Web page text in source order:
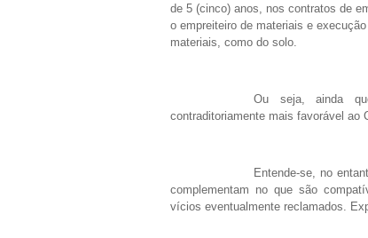
de 5 (cinco) anos, nos contratos de
o empreiteiro de materiais e
materiais, como do solo.
Ou seja, ainda
contraditoriamente mais favorável ao
Entende-se, no
complementam no que são
vícios eventualmente reclamados.